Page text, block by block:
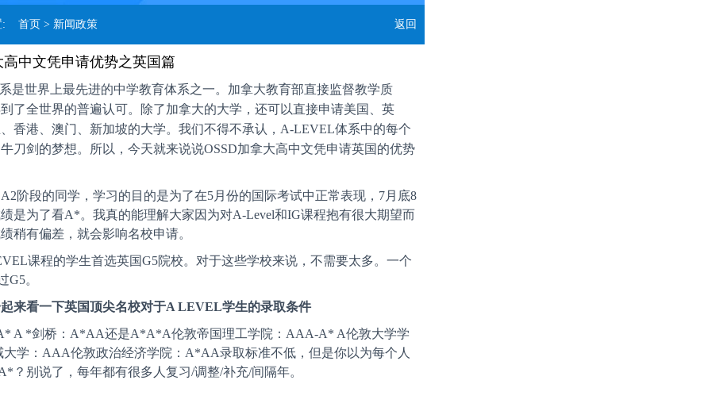
: 首页 > 新闻政策 返回
高中文凭申请优势之英国篇
是世界上最先进的中学教育体系之一。加拿大教育部直接监督教学质
了全世界的普遍认可。除了加拿大的大学，还可以直接申请美国、英
香港、澳门、新加坡的大学。我们不得不承认，A-LEVEL体系中的每个
刀剑的梦想。所以，今天就来说说OSSD加拿大高中文凭申请英国的优势
阶段的同学，学习的目的是为了在5月份的国际考试中正常表现，7月底8
是为了看A*。我真的能理解大家因为对A-Level和IG课程抱有很大期望而
稍有偏差，就会影响名校申请。
课程的学生首选英国G5院校。对于这些学校来说，不需要太多。一个
G5。
来看一下英国顶尖名校对于A LEVEL学生的录取条件
A *剑桥：A*AA还是A*A*A伦敦帝国理工学院：AAA-A* A伦敦大学学
学：AAA伦敦政治经济学院：A*AA录取标准不低，但是你以为每个人
？别说了，每年都有很多人复习/调整/补充/间隔年。